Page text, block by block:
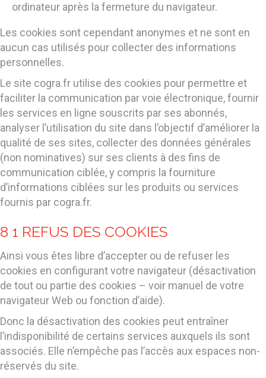
ordinateur après la fermeture du navigateur.
Les cookies sont cependant anonymes et ne sont en
aucun cas utilisés pour collecter des informations
personnelles.
Le site cogra.fr utilise des cookies pour permettre et
faciliter la communication par voie électronique, fournir
les services en ligne souscrits par ses abonnés,
analyser l’utilisation du site dans l’objectif d’améliorer la
qualité de ses sites, collecter des données générales
(non nominatives) sur ses clients à des fins de
communication ciblée, y compris la fourniture
d’informations ciblées sur les produits ou services
fournis par cogra.fr.
8 1 REFUS DES COOKIES
Ainsi vous êtes libre d’accepter ou de refuser les
cookies en configurant votre navigateur (désactivation
de tout ou partie des cookies – voir manuel de votre
navigateur Web ou fonction d’aide).
Donc la désactivation des cookies peut entraîner
l’indisponibilité de certains services auxquels ils sont
associés. Elle n’empêche pas l’accès aux espaces non-
réservés du site.